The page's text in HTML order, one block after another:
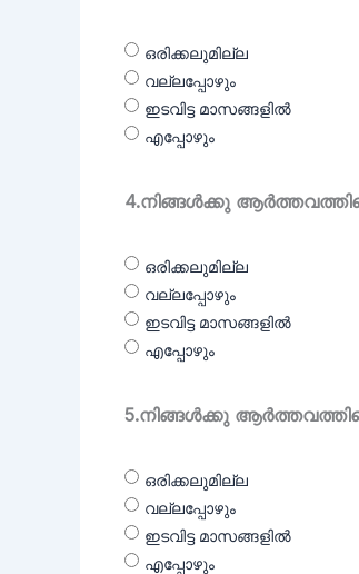
ഒരിക്കലുമില്ല
വല്ലപ്പോഴും
ഇടവിട്ട മാസങ്ങളിൽ
എപ്പോഴും
4.നിങ്ങൾക്കു
ഒരിക്കലുമില്ല
വല്ലപ്പോഴും
ഇടവിട്ട മാസങ്ങളിൽ
എപ്പോഴും
5.നിങ്ങൾക്കു
ഒരിക്കലുമില്ല
വല്ലപ്പോഴും
ഇടവിട്ട മാസങ്ങളിൽ
എപ്പോഴും